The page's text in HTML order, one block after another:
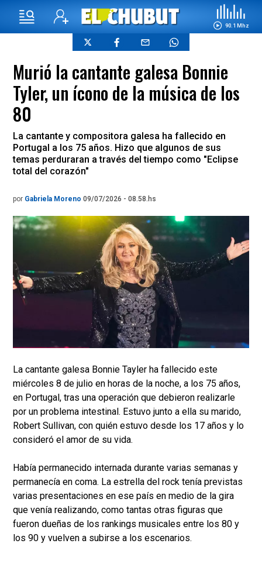
90.1 Mhz
Murió la cantante galesa Bonnie
Tyler, un ícono de la música de los
80
La cantante y compositora galesa ha fallecido en
Portugal a los 75 años. Hizo que algunos de sus
temas perduraran a través del tiempo como "Eclipse
total del corazón"
por Gabriela Moreno 09/07/2026 - 08.58.hs
La cantante galesa Bonnie Tayler ha fallecido este
miércoles 8 de julio en horas de la noche, a los 75 años,
en Portugal, tras una operación que debieron realizarle
por un problema intestinal. Estuvo junto a ella su marido,
Robert Sullivan, con quién estuvo desde los 17 años y lo
consideró el amor de su vida.
Había permanecido internada durante varias semanas y
permanecía en coma. La estrella del rock tenía previstas
varias presentaciones en ese país en medio de la gira
que venía realizando, como tantas otras figuras que
fueron dueñas de los rankings musicales entre los 80 y
los 90 y vuelven a subirse a los escenarios.